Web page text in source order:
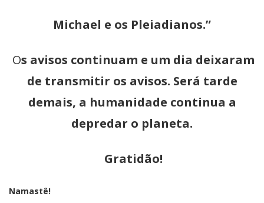
Michael e os Pleiadianos.”
Os avisos continuam e um dia deixaram
de transmitir os avisos. Será tarde
demais, a humanidade continua a
depredar o planeta.
Gratidão!
Namastê!